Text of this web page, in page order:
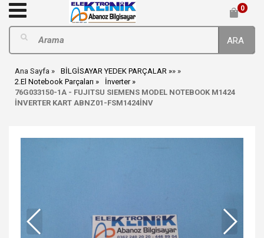
0
ARA
Ana Sayfa BİLGİSAYAR YEDEK PARÇALAR
»
2.El Notebook Parçaları
»
İnverter
76G033150-1A - FUJITSU SIEMENS MODEL NOTEBOOK M1424
İNVERTER KART ABNZ01-FSM1424İNV